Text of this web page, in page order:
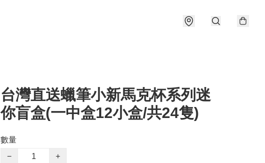
台灣直送蠟筆小新馬克杯系列迷
你盲盒(一中盒12小盒/共24隻)
數量
−
+